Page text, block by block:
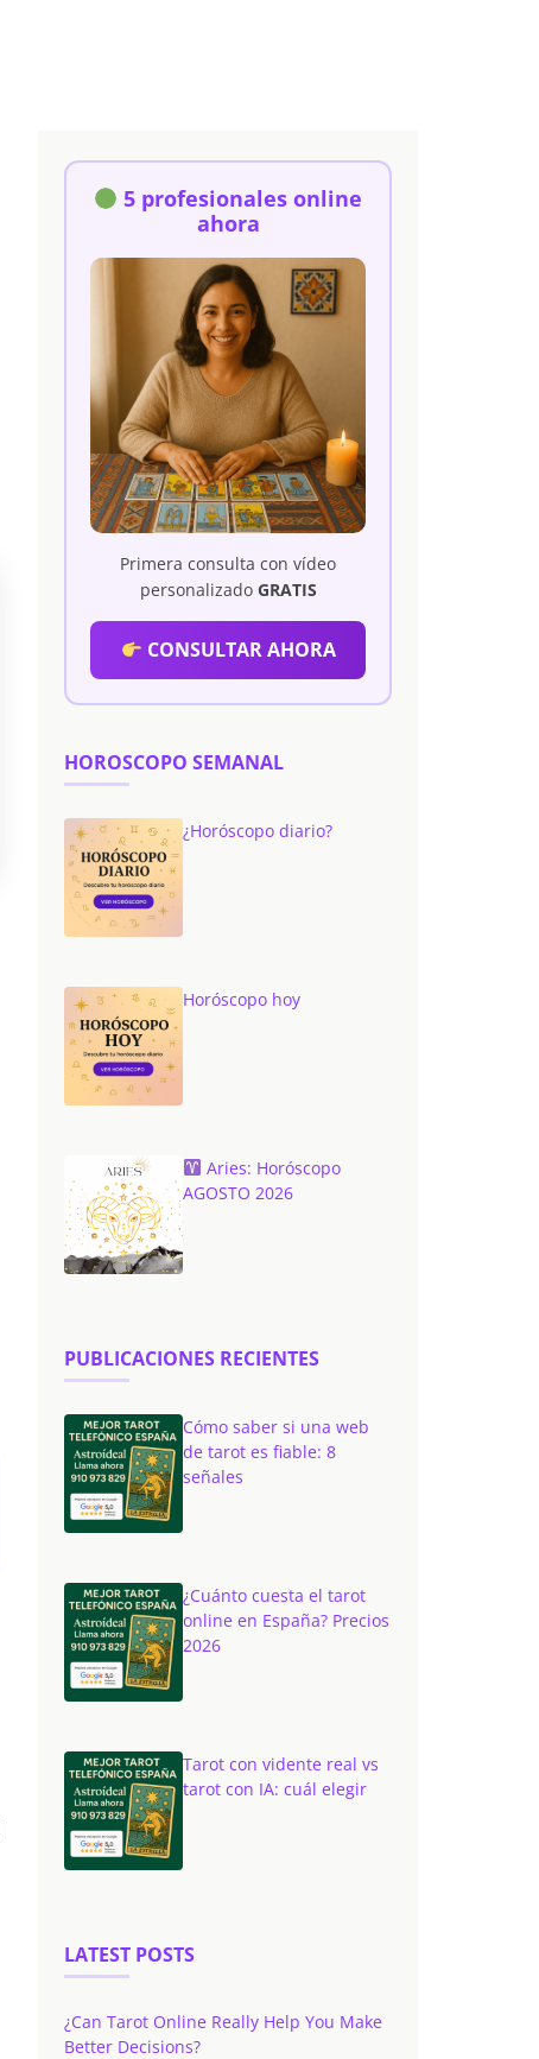
5 profesionales online
ahora
Primera consulta con vídeo
personalizado GRATIS
CONSULTAR AHORA
HOROSCOPO SEMANAL
¿Horóscopo diario?
Horóscopo hoy
Aries: Horóscopo
AGOSTO 2026
PUBLICACIONES RECIENTES
Cómo saber si una web
de tarot es fiable: 8
señales
¿Cuánto cuesta el tarot
online en España? Precios
2026
Tarot con vidente real vs
tarot con IA: cuál elegir
LATEST POSTS
¿Can Tarot Online Really Help You Make
Better Decisions?